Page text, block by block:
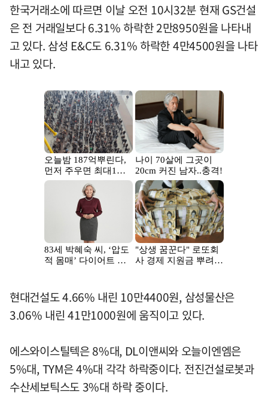
한국거래소에 따르면 이날 오전 10시32분 현재 GS건설
은 전 거래일보다 6.31% 하락한 2만8950원을 나타내
고 있다. 삼성 E&C도 6.31% 하락한 4만4500원을 나타
내고 있다.
현대건설도 4.66% 내린 10만4400원, 삼성물산은
3.06% 내린 41만1000원에 움직이고 있다.
에스와이스틸텍은 8%대, DL이앤씨와 오늘이엔엠은
5%대, TYM은 4%대 각각 하락중이다. 전진건설로봇과
수산세보틱스도 3%대 하락 중이다.